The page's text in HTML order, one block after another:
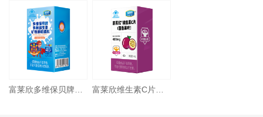
富莱欣多维保贝牌多种维生素矿物质咀嚼片 富莱欣维生素C片（百香果味）